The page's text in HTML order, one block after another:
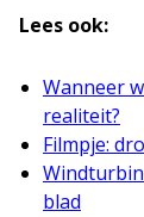
Lees ook:
Wanneer
realiteit?
Filmpje:
blad